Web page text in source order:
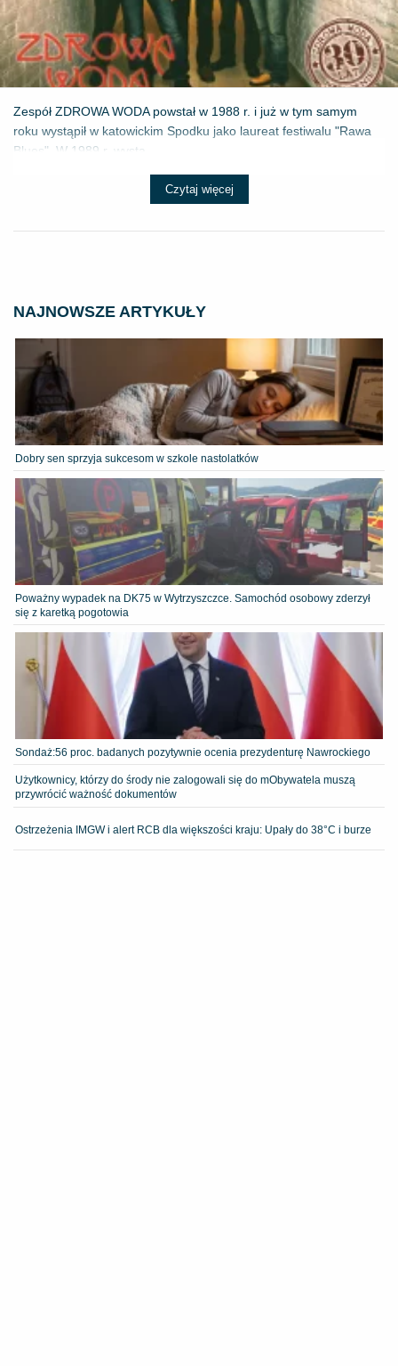
Zespół ZDROWA WODA powstał w 1988 r. i już w tym samym
roku wystąpił w katowickim Spodku jako laureat festiwalu "Rawa
Blues". W 1989 r. wystą...
Czytaj więcej
NAJNOWSZE ARTYKUŁY
Dobry sen sprzyja sukcesom w szkole nastolatków
Poważny wypadek na DK75 w Wytrzyszczce. Samochód osobowy zderzył
się z karetką pogotowia
​Sondaż:56 proc. badanych pozytywnie ocenia prezydenturę Nawrockiego
Użytkownicy, którzy do środy nie zalogowali się do mObywatela muszą
przywrócić ważność dokumentów
Ostrzeżenia IMGW i alert RCB dla większości kraju: Upały do 38°C i burze